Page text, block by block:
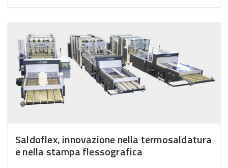
Saldoflex, innovazione nella termosaldatura
e nella stampa flessografica